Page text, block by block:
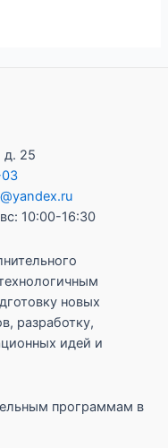
д. 25
10:00-16:30
новых
разработку,
идей и
программам в